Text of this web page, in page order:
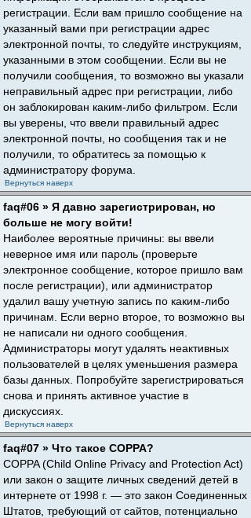
регистрации. Если вам пришло сообщение на
указанный вами при регистрации адрес
электронной почты, то следуйте инструкциям,
указанными в этом сообщении. Если вы не
получили сообщения, то возможно вы указали
неправильный адрес при регистрации, либо
он заблокирован каким-либо фильтром. Если
вы уверены, что ввели правильный адрес
электронной почты, но сообщения так и не
получили, то обратитесь за помощью к
администратору форума.
Вернуться наверх
faq#06 » Я давно зарегистрирован, но
больше не могу войти!
Наиболее вероятные причины: вы ввели
неверное имя или пароль (проверьте
электронное сообщение, которое пришло вам
после регистрации), или администратор
удалил вашу учетную запись по каким-либо
причинам. Если верно второе, то возможно вы
не написали ни одного сообщения.
Администраторы могут удалять неактивных
пользователей в целях уменьшения размера
базы данных. Попробуйте зарегистрироваться
снова и принять активное участие в
дискуссиях.
Вернуться наверх
faq#07 » Что такое COPPA?
COPPA (Child Online Privacy and Protection Act)
или закон о защите личных сведений детей в
интернете от 1998 г. — это закон Соединенных
Штатов, требующий от сайтов, потенциально